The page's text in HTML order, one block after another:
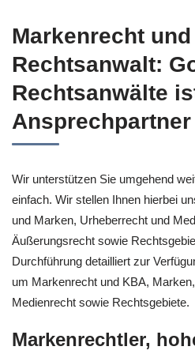
Markenrecht und
Rechtsanwalt:
Rechtsanwälte
Ansprechpartner
Wir unterstützen Sie umgehend
einfach. Wir stellen Ihnen hierbei
und Marken, Urheberrecht und
Äußerungsrecht sowie
Durchführung detailliert zur
um Markenrecht und KBA,
Medienrecht sowie Rechtsgebiete.
Markenrechtler,